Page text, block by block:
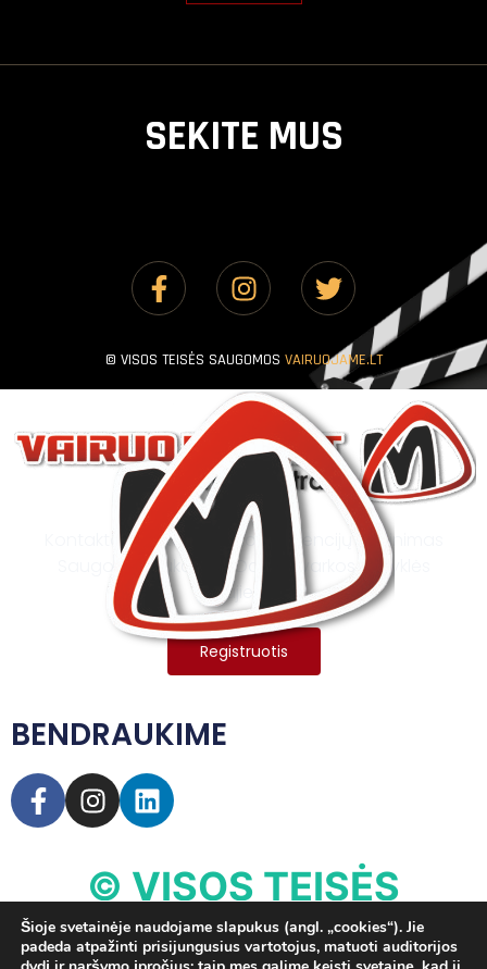
SEKITE MUS
© VISOS TEISĖS SAUGOMOS VAIRUOJAME.LT
Kontaktai Rekvizitai
Kompetencijų vertinimas
Saugos instrukcijos
Darbo tvarkos taisyklės
Naujienos
Registruotis
BENDRAUKIME
© VISOS TEISĖS
SAUGOMOS
Šioje svetainėje naudojame slapukus (angl. „cookies“). Jie
padeda atpažinti prisijungusius vartotojus, matuoti auditorijos